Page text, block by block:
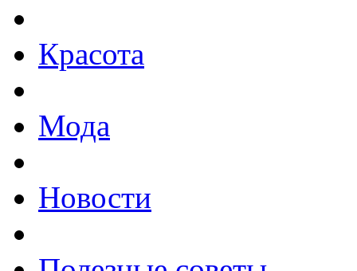
Красота
Мода
Новости